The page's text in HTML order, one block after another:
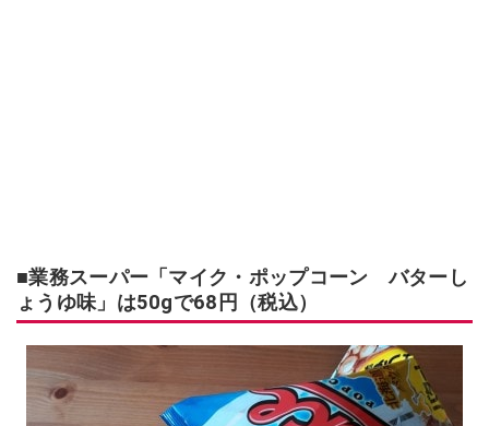
■業務スーパー「マイク・ポップコーン バターし
ょうゆ味」は50gで68円（税込）